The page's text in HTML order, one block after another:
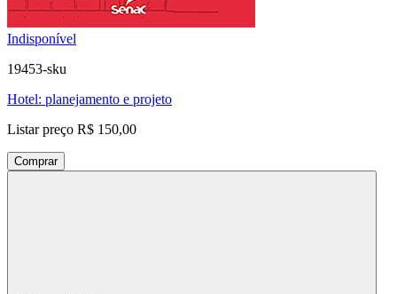
Indisponível
19453-sku
Hotel: planejamento e projeto
Listar preço R$ 150,00
Comprar